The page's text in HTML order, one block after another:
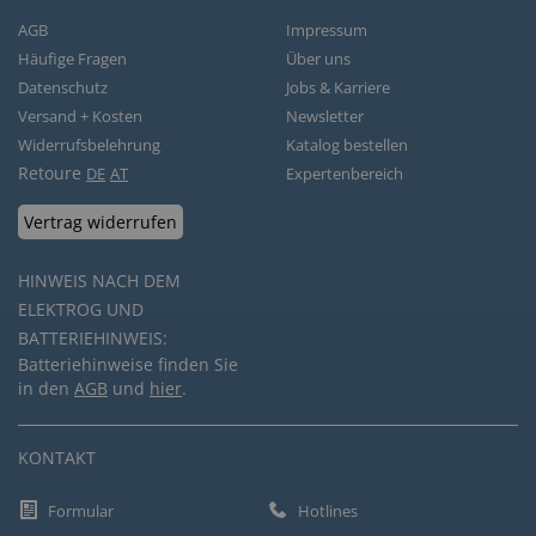
AGB
Häufige Fragen
Datenschutz
Versand + Kosten
Widerrufsbelehrung
Retoure DE AT
Vertrag widerrufen
HINWEIS NACH DEM
ELEKTROG UND
BATTERIEHINWEIS:
Batteriehinweise finden Sie
in den AGB und hier.
Impressum
Über uns
Jobs & Karriere
Newsletter
Katalog bestellen
Expertenbereich
KONTAKT
Formular Hotlines